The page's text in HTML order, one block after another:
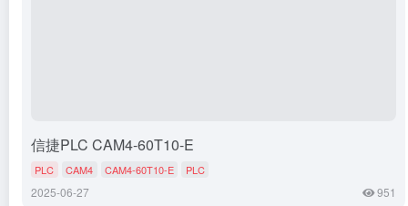
信捷PLC CAM4-60T10-E
PLC CAM4 CAM4-60T10-E PLC
2025-06-27 951